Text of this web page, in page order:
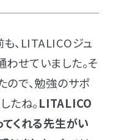
、LITALICOジュ
わせていました。そ
で、勉強のサポ
たね。LITALICO
くれる先生がい